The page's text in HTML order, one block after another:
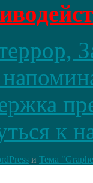
к
и Тема